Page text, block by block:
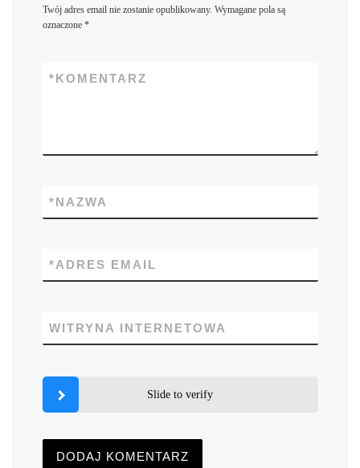
Twój adres email nie zostanie opublikowany. Wymagane pola są
oznaczone *
KOMENTARZ
*
NAZWA
*
ADRES EMAIL
*
WITRYNA INTERNETOWA
Slide to verify